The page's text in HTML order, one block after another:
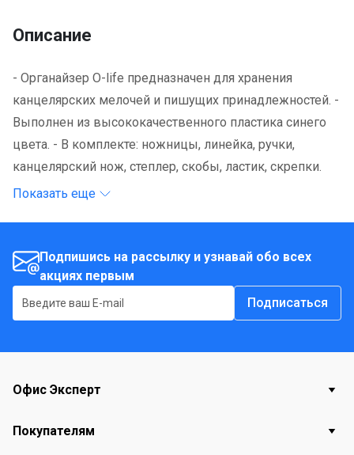
Описание
- Органайзер O-life предназначен для хранения
канцелярских мелочей и пишущих принадлежностей. -
Выполнен из высококачественного пластика синего
цвета. - В комплекте: ножницы, линейка, ручки,
канцелярский нож, степлер, скобы, ластик, скрепки.
Показать еще
Подпишись на рассылку и узнавай обо всех
акциях первым
Подписаться
Офис Эксперт
Покупателям